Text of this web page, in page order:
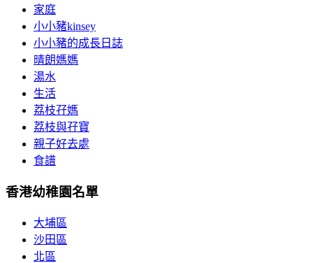
家庭
小小豬kinsey
小小豬的成長日誌
晴朗媽媽
湯水
生活
荔枝孖媽
荔枝與孖寶
親子好去處
食譜
香港幼稚園名單
大埔區
沙田區
北區